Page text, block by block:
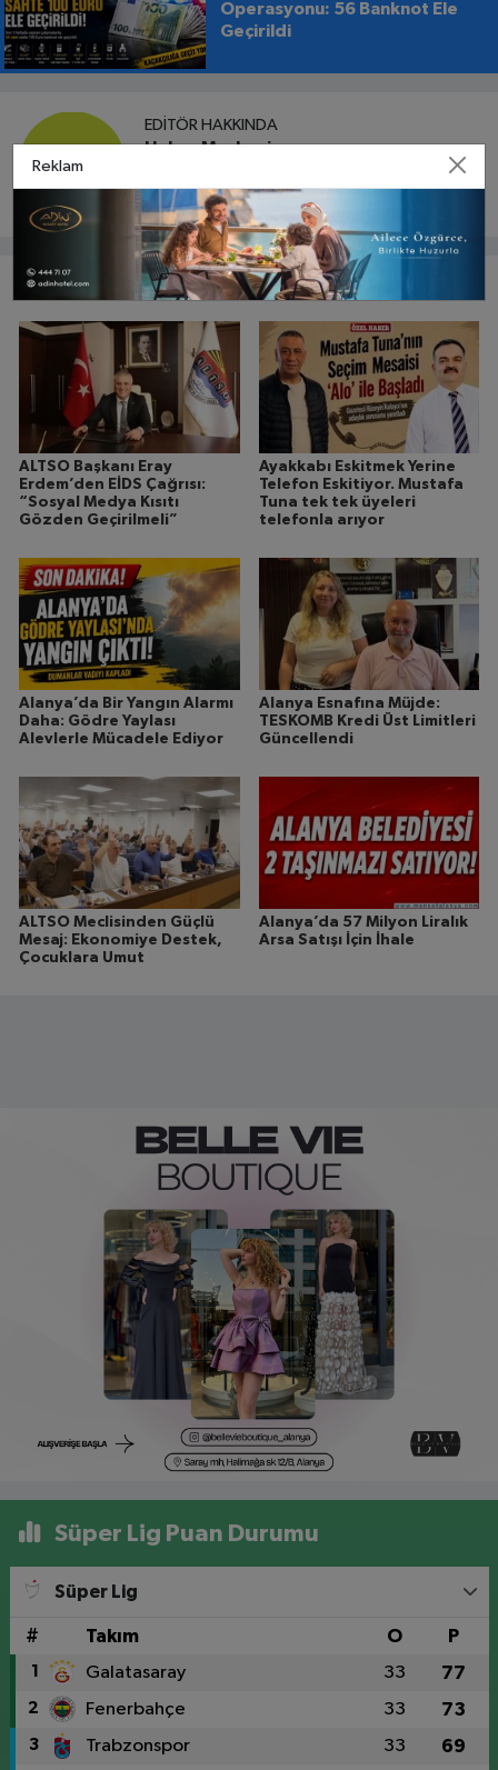
Operasyonu: 56 Banknot Ele
Geçirildi
EDITÖR HAKKINDA
Haber Merkezi
Bunlar da ilginizi çekebilir
ALTSO Başkanı Eray
Erdem’den EİDS Çağrısı:
“Sosyal Medya Kısıtı
Gözden Geçirilmeli”
Ayakkabı Eskitmek Yerine
Telefon Eskitiyor. Mustafa
Tuna tek tek üyeleri
telefonla arıyor
Alanya’da Bir Yangın Alarmı
Daha: Gödre Yaylası
Alevlerle Mücadele Ediyor
Alanya Esnafına Müjde:
TESKOMB Kredi Üst Limitleri
Güncellendi
ALTSO Meclisinden Güçlü
Mesaj: Ekonomiye Destek,
Çocuklara Umut
Alanya’da 57 Milyon Liralık
Arsa Satışı İçin İhale
Süper Lig Puan Durumu
Süper Lig
# Takım O P
1 Galatasaray 33 77
2 Fenerbahçe 33 73
3 Trabzonspor 33 69
Reklam